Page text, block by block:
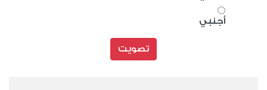
أجنبي
تصويت